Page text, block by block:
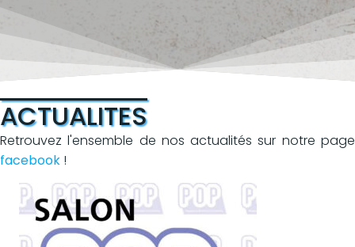
ACTUALITES
Retrouvez l'ensemble de nos actualités sur notre page
facebook !